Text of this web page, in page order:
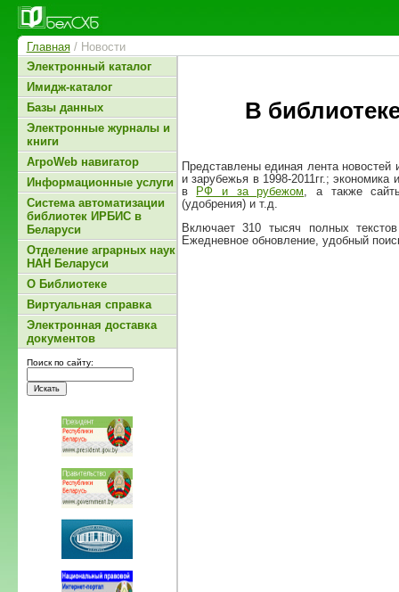
Главная/ Новости
Электронный каталог
Имидж-каталог
Базы данных
Электронные журналы и
книги
АгроWeb навигатор
Информационные услуги
Система автоматизации
библиотек ИРБИС в
Беларуси
Отделение аграрных наук
НАН Беларуси
О Библиотеке
Виртуальная справка
Электронная доставка
документов
Поиск по сайту:
В
Представлены единая лента
и зарубежья в 1998-2011гг.;
в
РФ и за рубежом, а также
(удобрения) и т.д.
Включает 310 тысяч полных
Ежедневное обновление, удобный